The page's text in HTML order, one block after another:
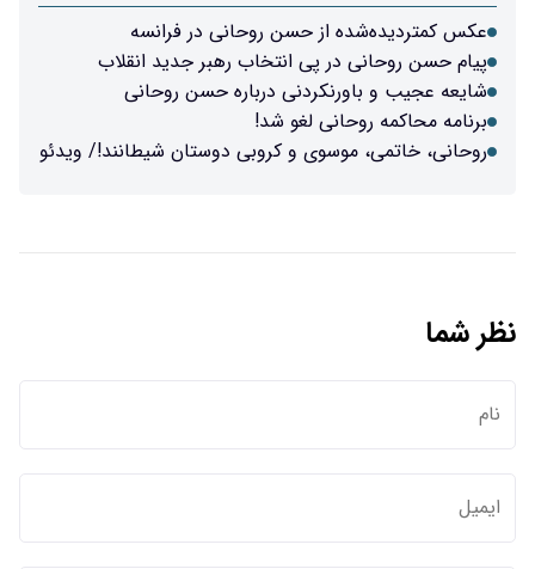
عکس کمتردیده‌شده از حسن روحانی در فرانسه
پیام حسن روحانی در پی انتخاب رهبر جدید انقلاب
شایعه عجیب و باورنکردنی درباره حسن روحانی
برنامه محاکمه روحانی لغو شد!
روحانی، خاتمی، موسوی و کروبی دوستان شیطانند!/ ویدئو
نظر شما